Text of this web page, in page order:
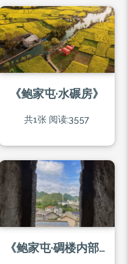
《鲍家屯·水碾房》
共1张 阅读:3557
《鲍家屯·碉楼内部》